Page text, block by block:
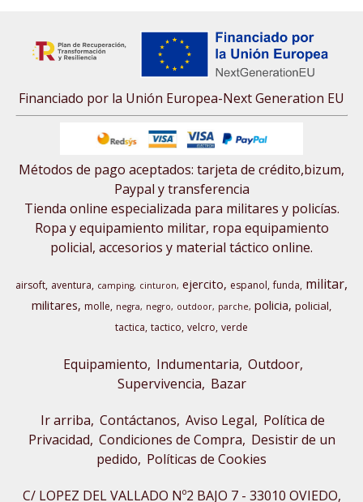
Financiado por la Unión Europea-Next Generation EU
Métodos de pago aceptados: tarjeta de crédito,bizum,
Paypal y transferencia
Tienda online especializada para militares y policías.
Ropa y equipamiento militar, ropa equipamiento
policial, accesorios y material táctico online.
airsoft aventura camping cinturon ejercito espanol funda militar
militares molle negra negro outdoor parche policia policial
tactica tactico velcro verde
Equipamiento Indumentaria Outdoor,
Supervivencia Bazar
Ir arriba Contáctanos Aviso Legal Política de
Privacidad Condiciones de Compra Desistir de un
pedido Políticas de Cookies
C/ LOPEZ DEL VALLADO Nº2 BAJO 7 - 33010 OVIEDO,